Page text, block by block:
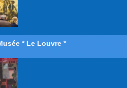
* Le Louvre *